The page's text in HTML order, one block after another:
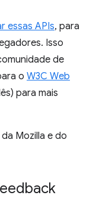
essas APIs, para
Isso
de
o W3C Web
para mais
Mozilla e do